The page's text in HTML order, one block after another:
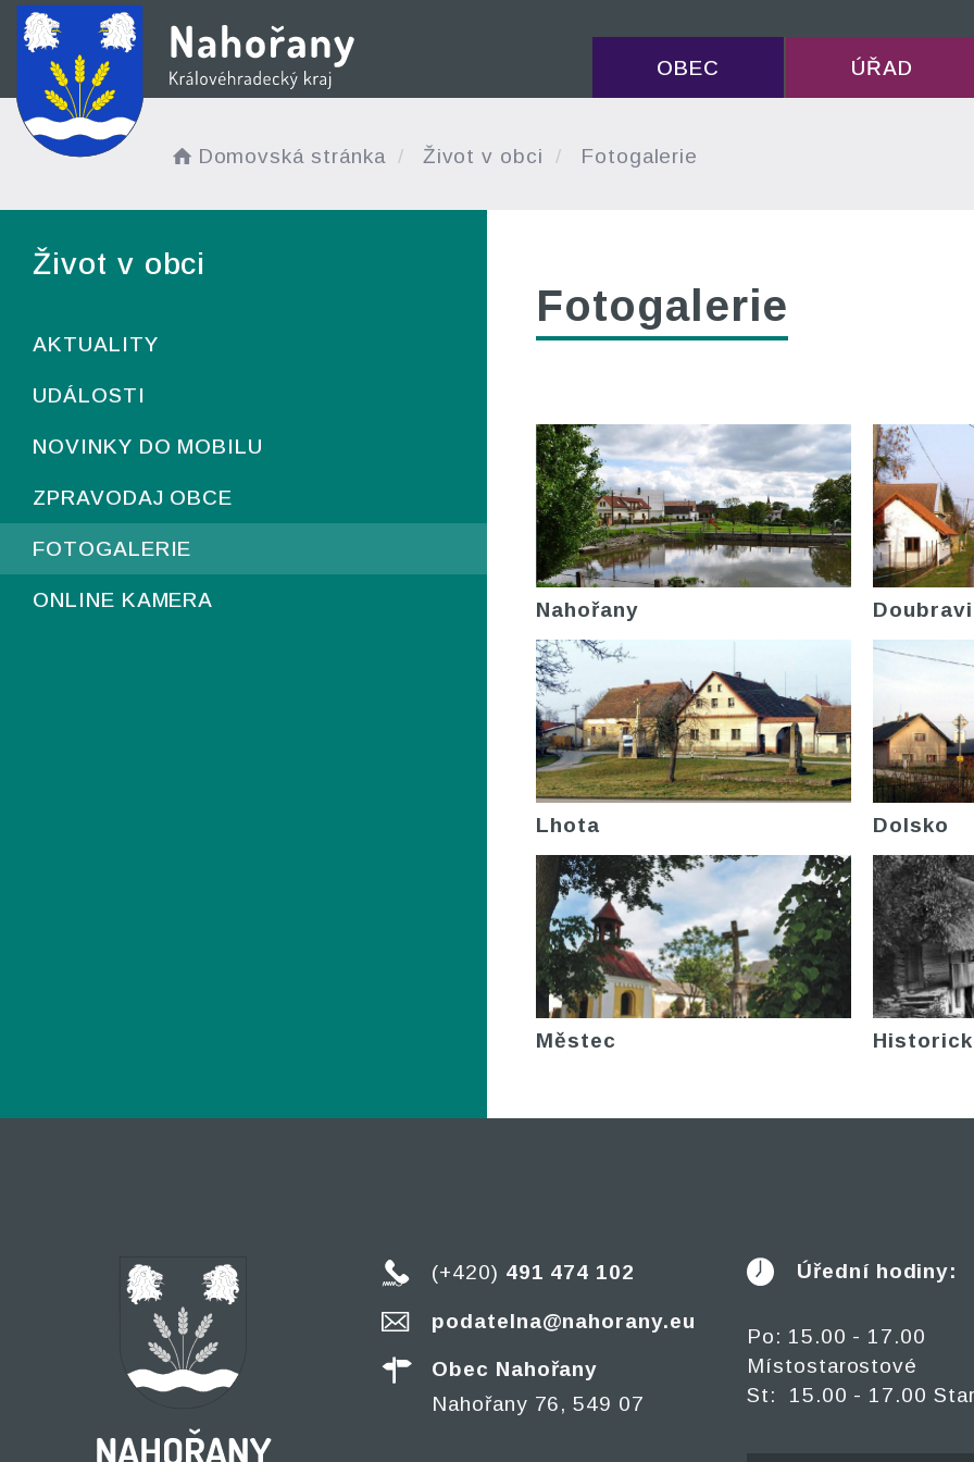
OBEC ÚŘAD
Domovská stránka Život v obci Fotogalerie
Život v obci
AKTUALITY
UDÁLOSTI
NOVINKY DO MOBILU
ZPRAVODAJ OBCE
FOTOGALERIE
ONLINE KAMERA
Fotogalerie
Nahořany
Lhota Dolsko
Městec
(+420) 491 474 102
podatelna@nahorany.eu
Obec Nahořany
Nahořany 76, 549 07
Úřední hodiny:
Po: 15.00 - 17.00
Místostarostové
St: 15.00 - 17.00